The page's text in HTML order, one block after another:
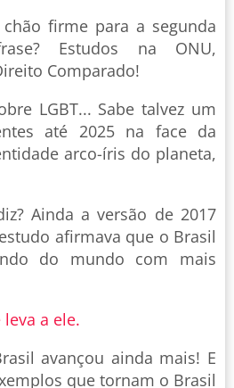
firme para a segunda
Estudos na ONU,
Comparado!
LGBT... Sabe talvez um
até 2025 na face da
arco-íris do planeta,
Ainda a versão de 2017
afirmava que o Brasil
do mundo com mais
a ele.
avançou ainda mais! E
que tornam o Brasil